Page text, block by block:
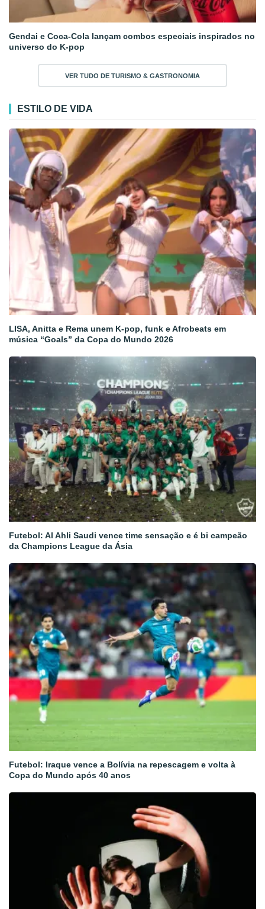
Gendai e Coca-Cola lançam combos especiais inspirados no
universo do K-pop
VER TUDO DE TURISMO & GASTRONOMIA
ESTILO DE VIDA
LISA, Anitta e Rema unem K-pop, funk e Afrobeats em
música “Goals” da Copa do Mundo 2026
Futebol: Al Ahli Saudi vence time sensação e é bi campeão
da Champions League da Ásia
Futebol: Iraque vence a Bolívia na repescagem e volta à
Copa do Mundo após 40 anos